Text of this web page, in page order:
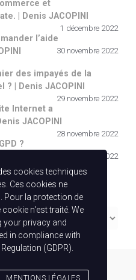
et
| Denis JACOPINI
1 décembre 2022
l’aide
30 novembre 2022
des impayés de la
| Denis JACOPINI
29 novembre 2022
Internet a
JACOPINI
28 novembre 2022
?
27 novembre 2022
- Powered by WordPress
cookies techniques
Ces cookies ne
Pour la protection de
n'est traité. We
your privacy and
in compliance with
(GDPR)
MENTIONS LÉGALES